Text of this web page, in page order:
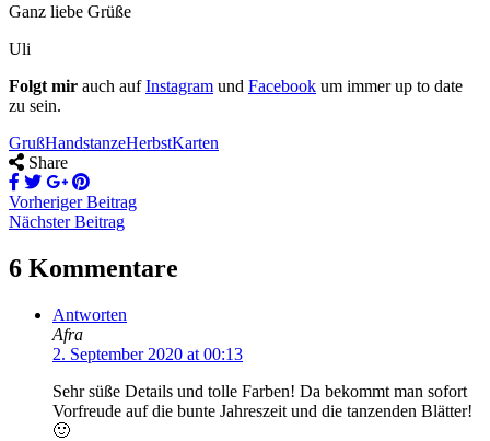
Ganz liebe Grüße
Uli
Folgt mir auch aufInstagram und Facebook um immer up to date
zu sein.
GrußHandstanzeHerbstKarten
Share
Vorheriger Beitrag
Nächster Beitrag
6 Kommentare
Antworten
Afra
2. September 2020 at 00:13
Sehr süße Details und tolle Farben! Da bekommt man sofort
Vorfreude auf die bunte Jahreszeit und die tanzenden Blätter!
🙂